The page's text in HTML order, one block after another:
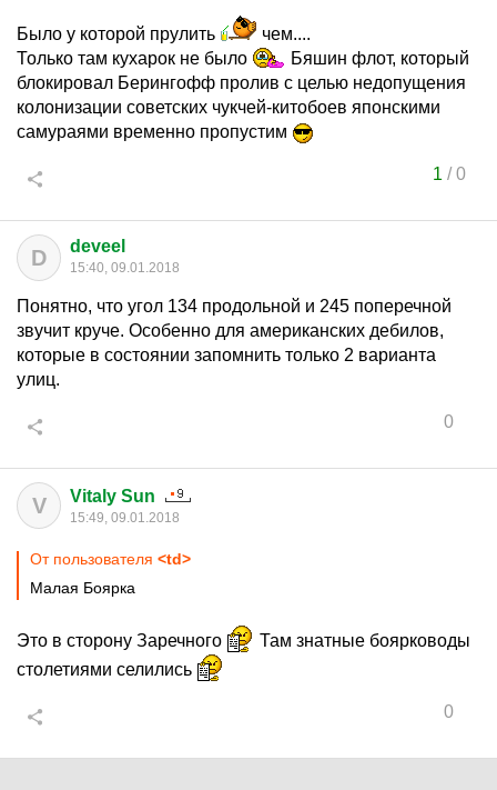
Было у которой прулить
чем....
Только там кухарок не было
Бяшин флот, который
блокировал Берингофф пролив с целью недопущения
колонизации советских чукчей-китобоев японскими
самураями временно пропустим
1 /0
D deveel
15:40, 09.01.2018
Понятно, что угол 134 продольной и 245 поперечной
звучит круче. Особенно для американских дебилов,
которые в состоянии запомнить только 2 варианта
улиц.
0
V Vitaly Sun
15:49, 09.01.2018
От пользователя <td>
Малая Боярка
Это в сторону Заречного
Там знатные боярководы
столетиями селились
0